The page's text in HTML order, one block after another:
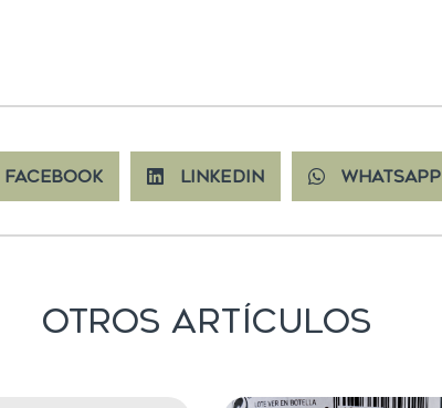
Facebook LinkedIn WhatsApp
Otros Artículos